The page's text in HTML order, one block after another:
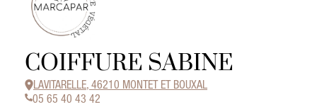
COIFFURE SABINE
LAVITARELLE, 46210 MONTET ET BOUXAL
05 65 40 43 42